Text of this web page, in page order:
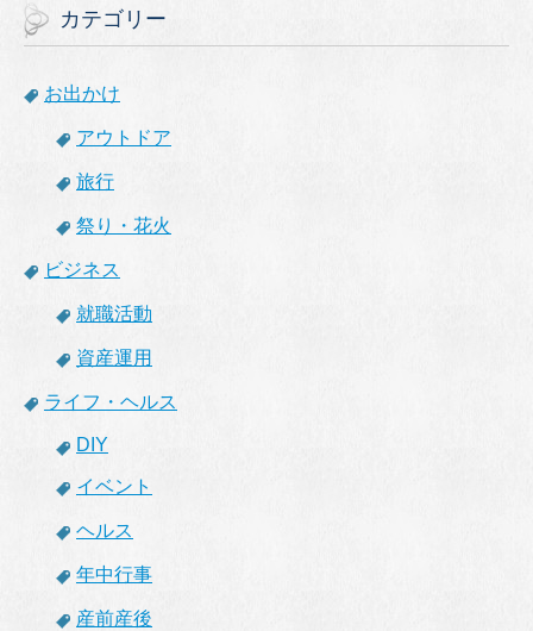
カテゴリー
お出かけ
アウトドア
旅行
祭り・花火
ビジネス
就職活動
資産運用
ライフ・ヘルス
DIY
イベント
ヘルス
年中行事
産前産後